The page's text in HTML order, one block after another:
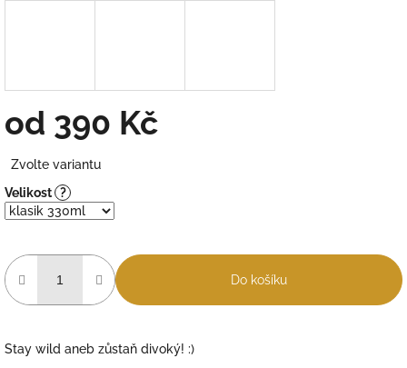
od 390 Kč
cena:
Zvolte variantu
Velikost ?
Do košíku
Stay wild aneb zůstaň divoký! :)